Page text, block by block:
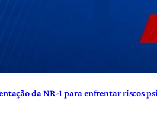
da NR-1 para enfrentar riscos